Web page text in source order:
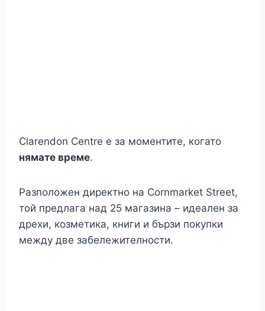
Clarendon Centre е за моментите, когато
нямате време.
Разположен директно на Cornmarket Street,
той предлага над 25 магазина – идеален за
дрехи, козметика, книги и бързи покупки
между две забележителности.